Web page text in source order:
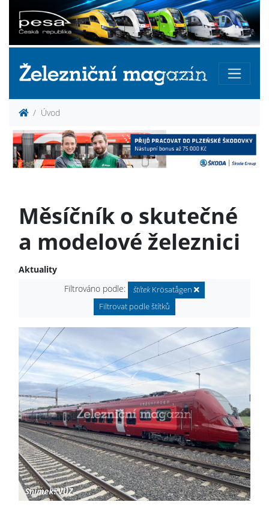
Úvod
Měsíčník o skutečné
a modelové železnici
Aktuality
Filtrováno podle:
štítek Krösatågen
Filtrovat podle štítků